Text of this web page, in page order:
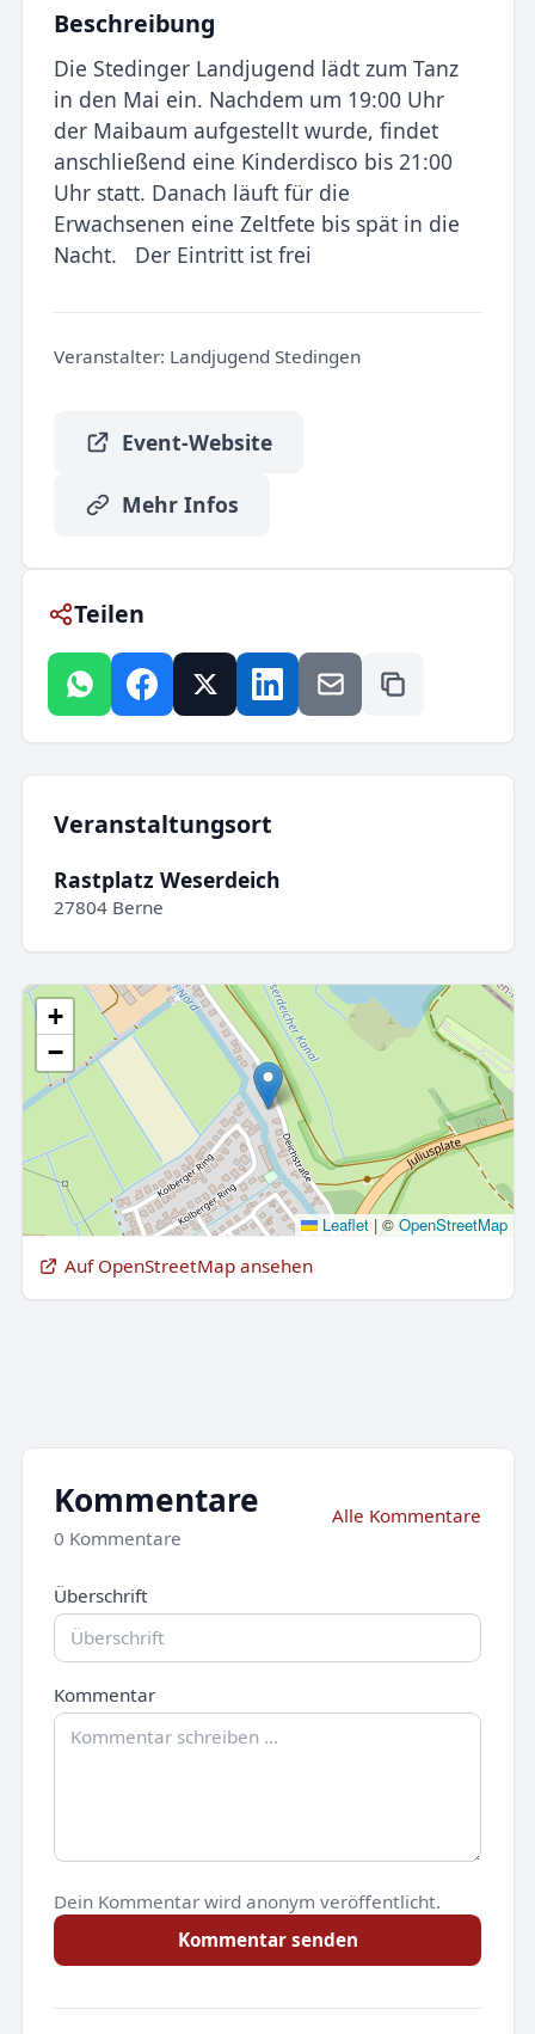
Beschreibung
Die Stedinger Landjugend lädt zum Tanz
in den Mai ein. Nachdem um 19:00 Uhr
der Maibaum aufgestellt wurde, findet
anschließend eine Kinderdisco bis 21:00
Uhr statt. Danach läuft für die
Erwachsenen eine Zeltfete bis spät in die
Nacht. Der Eintritt ist frei
Veranstalter: Landjugend Stedingen
Event-Website
Mehr Infos
Teilen
Veranstaltungsort
Rastplatz Weserdeich
27804 Berne
+
−
Leaflet |© OpenStreetMap
Auf OpenStreetMap ansehen
Kommentare
0 Kommentare
Alle Kommentare
Überschrift
Kommentar
Dein Kommentar wird anonym veröffentlicht.
Kommentar senden